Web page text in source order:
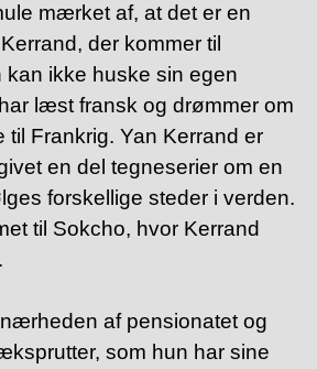
mærket af, at det er en
der kommer til
kan ikke huske sin egen
læst fransk og drømmer om
til Frankrig. Yan Kerrand er
en del tegneserier om en
forskellige steder i verden.
til Sokcho, hvor Kerrand
af pensionatet og
som hun har sine